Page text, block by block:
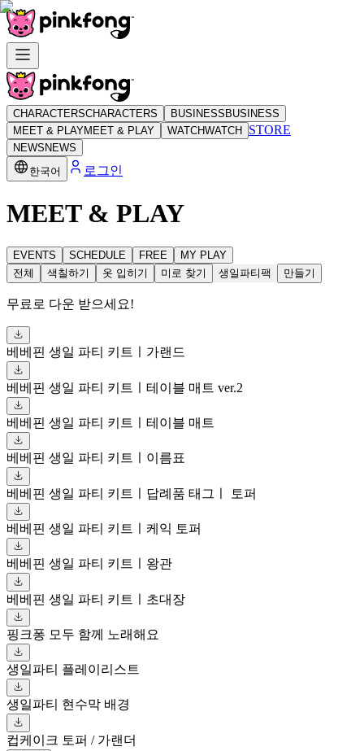
CHARACTERSCHARACTERS BUSINESS BUSINESS
MEET & PLAYMEET & PLAY WATCHWATCH STORE
NEWS NEWS
한국어
로그인
MEET & PLAY
EVENTS SCHEDULE FREE
MY PLAY
전체
색칠하기 옷 입히기 미로 찾기 생일파티팩 만들기
무료로 다운 받으세요!
베베핀 생일 파티 키트ㅣ가랜드
베베핀 생일 파티 키트ㅣ테이블 매트 ver.2
베베핀 생일 파티 키트ㅣ테이블 매트
베베핀 생일 파티 키트ㅣ이름표
베베핀 생일 파티 키트ㅣ답례품 태그ㅣ 토퍼
베베핀 생일 파티 키트ㅣ케익 토퍼
베베핀 생일 파티 키트ㅣ왕관
베베핀 생일 파티 키트ㅣ초대장
핑크퐁 모두 함께 노래해요
생일파티 플레이리스트
생일파티 현수막 배경
컵케이크 토퍼 / 가랜더